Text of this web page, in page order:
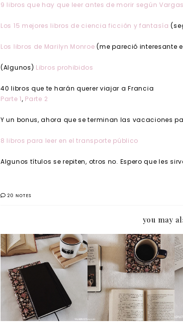
9 libros que hay que leer antes de morir según
Los 15 mejores libros de ciencia ficción y fantasía
Los libros de Marilyn Monroe (me pareció interesante
(Algunos) Libros prohibidos
40 libros que te harán querer viajar a Francia
Parte 1, Parte 2
Y un bonus, ahora que se terminan las vacaciones
8 libros para leer en el transporte público
Algunos títulos se repiten, otros no. Espero que les
20 NOTES
you may
14 libros que amo
Resumen del
mes: enero